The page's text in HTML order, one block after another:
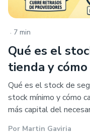
. 7 min
Qué es el
tienda y
Qué es el stock de
stock mínimo y cómo
más capital del
Por Martin Gaviria